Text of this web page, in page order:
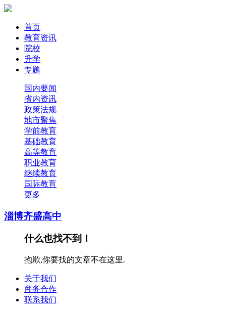
首页
教育资讯
院校
升学
专题
国内要闻
省内资讯
政策法规
地市聚焦
学前教育
基础教育
高等教育
职业教育
继续教育
国际教育
更多
淄博齐盛高中
什么也找不到！
抱歉,你要找的文章不在这里.
关于我们
商务合作
联系我们